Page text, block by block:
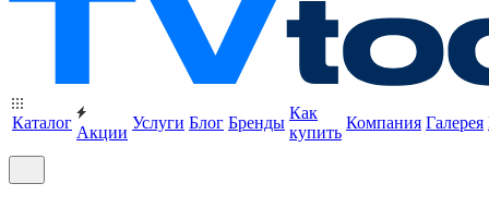
Каталог
Акции
Услуги Блог Бренды
Как
купить
Компания Галерея